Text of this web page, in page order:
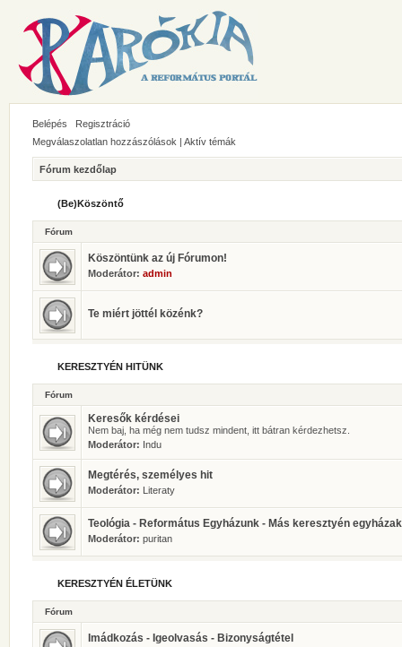
Belépés
Regisztráció
Megválaszolatlan hozzászólások | Aktív témák
Fórum kezdőlap
(Be)Köszöntő
Fórum
Köszöntünk az új Fórumon!
Moderátor: admin
Te miért jöttél közénk?
KERESZTYÉN HITÜNK
Fórum
Keresők kérdései
Nem baj, ha még nem tudsz mindent, itt bátran kérdezhetsz.
Moderátor: Indu
Megtérés, személyes hit
Moderátor: Literaty
Teológia - Református Egyházunk - Más keresztyén egyházak
Moderátor: puritan
KERESZTYÉN ÉLETÜNK
Fórum
Imádkozás - Igeolvasás - Bizonyságtétel